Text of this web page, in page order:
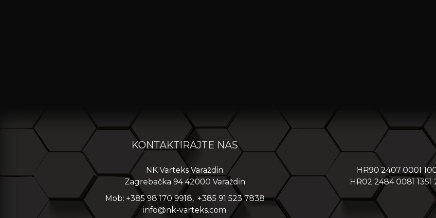
KONTAKTIRAJTE NAS
NK Varteks Varaždin
Zagrebačka 94 42000 Varaždin
Mob: +385 98 170 9918, +385 91 523 7838
info@nk-varteks.com
HR90 2407 0001
HR02 2484 0081 1351